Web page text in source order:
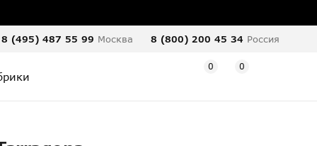
8 (495) 487 55 99 Москва 8 (800) 200 45 34 Россия
0 0